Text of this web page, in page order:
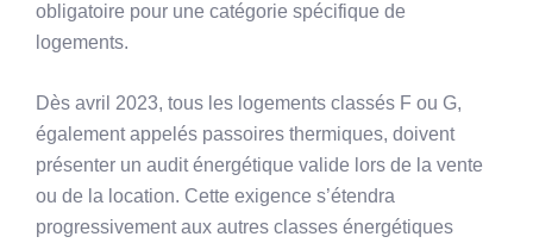
obligatoire pour une catégorie spécifique de
logements.
Dès avril 2023, tous les logements classés F ou G,
également appelés passoires thermiques, doivent
présenter un audit énergétique valide lors de la vente
ou de la location. Cette exigence s’étendra
progressivement aux autres classes énergétiques